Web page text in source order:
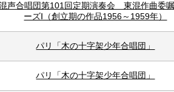
声合唱団第101回定期演奏会 東混作曲委
ーズⅠ（創立期の作品1956～1959年）
パリ「木の十字架少年合唱団」
パリ「木の十字架少年合唱団」